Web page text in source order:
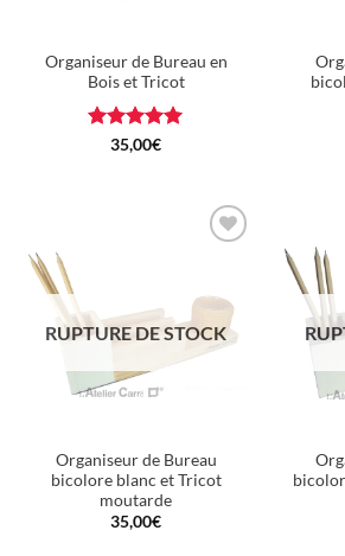
Organiseur de Bureau en
Bois et Tricot
Note5sur
35,00€
RUPTURE DE STOCK
Organiseur de Bureau
bicolore blanc et Tricot
moutarde
35,00€